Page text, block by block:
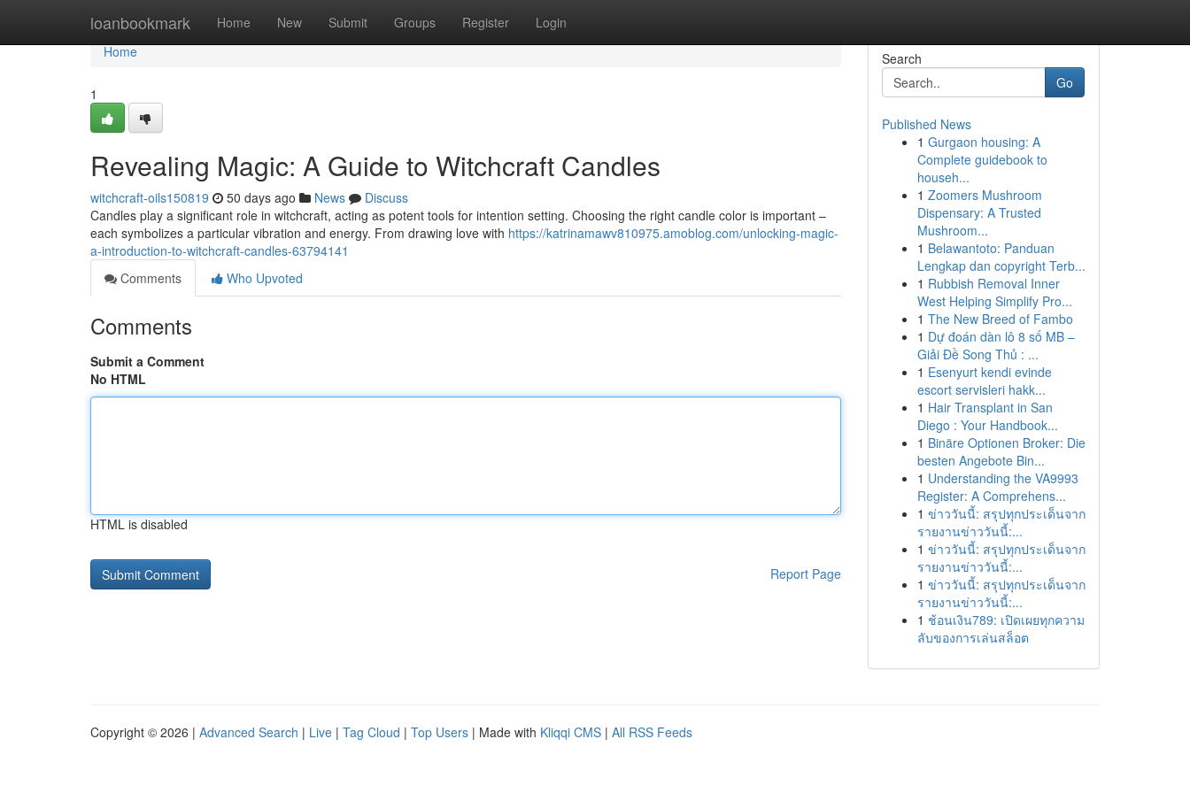
loanbookmark Home New Submit Groups Register Login
Home
Home
1
Revealing Magic: A Guide to Witchcraft Candles
witchcraft-oils150819 50 days ago News
Discuss
Candles play a significant role in witchcraft, acting as potent tools for intention setting. Choosing the right candle color is important –
each symbolizes a particular vibration and energy. From drawing love with https://katrinamawv810975.amoblog.com/unlocking-magic-
a-introduction-to-witchcraft-candles-63794141
Comments
Who Upvoted
Comments
Submit a Comment
No HTML
HTML is disabled
Report Page
Search
Go
Published News
1 Gurgaon housing: A
Complete guidebook to
househ...
1 Zoomers Mushroom
Dispensary: A Trusted
Mushroom...
1 Belawantoto: Panduan
Lengkap dan copyright Terb...
1 Rubbish Removal Inner
West Helping Simplify Pro...
1 The New Breed of Fambo
1 Dự đoán dàn lô 8 số MB –
Giải Đề Song Thủ : ...
1 Esenyurt kendi evinde
escort servisleri hakk...
1 Hair Transplant in San
Diego : Your Handbook...
1 Binäre Optionen Broker: Die
besten Angebote Bin...
1 Understanding the VA9993
Register: A Comprehens...
1 ข่าววันนี้: สรุปทุกประเด็นจาก
รายงานข่าววันนี้:...
1 ข่าววันนี้: สรุปทุกประเด็นจาก
รายงานข่าววันนี้:...
1 ข่าววันนี้: สรุปทุกประเด็นจาก
รายงานข่าววันนี้:...
1 ช้อนเงิน789: เปิดเผยทุกความ
ลับของการเล่นสล็อต
Copyright © 2026 | Advanced Search | Live | Tag Cloud | Top Users | Made with Kliqqi CMS | All RSS Feeds